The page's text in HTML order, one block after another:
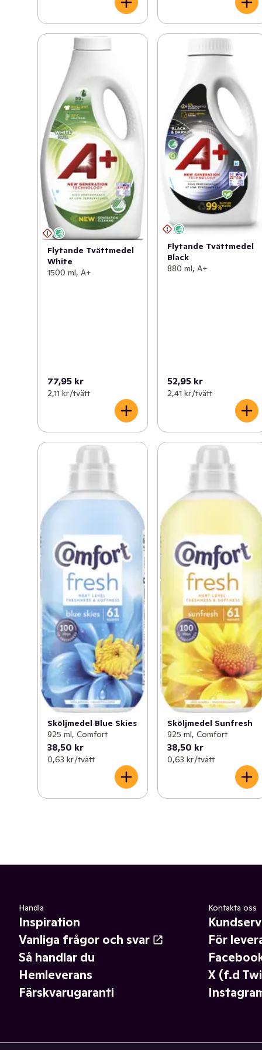
Flytande Tvättmedel
White
1500 ml, A+
77,95 kr
2,11 kr /tvätt
Flytande Tvättmedel
Black
880 ml, A+
52,95 kr
2,41 kr /tvätt
Sköljmedel Blue Skies
925 ml, Comfort
38,50 kr
0,63 kr /tvätt
Sköljmedel Sunfresh
925 ml, Comfort
38,50 kr
0,63 kr /tvätt
Handla
Inspiration
Vanliga frågor och svar
Så handlar du
Hemleverans
Färskvarugaranti
Kontakta oss
För
X (f.d